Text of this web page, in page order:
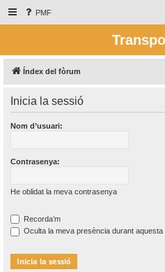
PMF
Índex del fòrum
Inicia la sessió
Nom d’usuari:
Contrasenya:
He oblidat la meva contrasenya
Recorda’m
Oculta la meva presència durant aquesta